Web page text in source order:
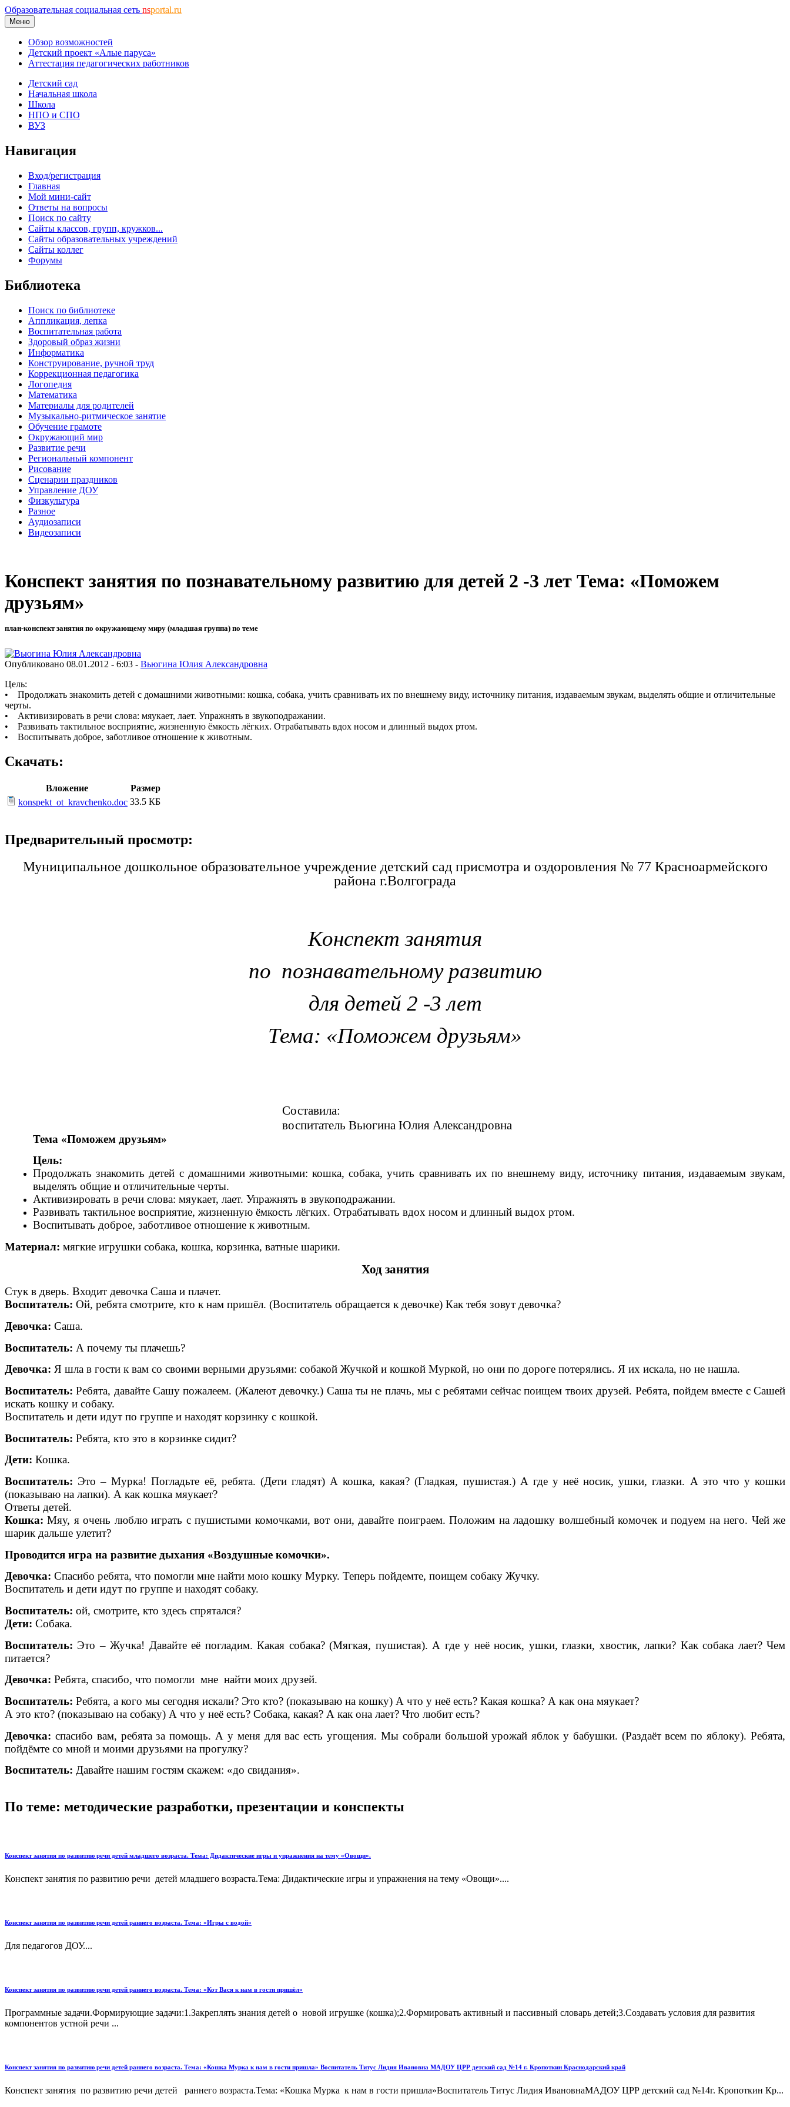
Образовательная социальная сеть nsportal.ru
Меню
Обзор возможностей
Детский проект «Алые паруса»
Аттестация педагогических работников
Детский сад
Начальная школа
Школа
НПО и СПО
ВУЗ
Навигация
Вход/регистрация
Главная
Мой мини-сайт
Ответы на вопросы
Поиск по сайту
Сайты классов, групп, кружков...
Сайты образовательных учреждений
Сайты коллег
Форумы
Библиотека
Поиск по библиотеке
Аппликация, лепка
Воспитательная работа
Здоровый образ жизни
Информатика
Конструирование, ручной труд
Коррекционная педагогика
Логопедия
Математика
Материалы для родителей
Музыкально-ритмическое занятие
Обучение грамоте
Окружающий мир
Развитие речи
Региональный компонент
Рисование
Сценарии праздников
Управление ДОУ
Физкультура
Разное
Аудиозаписи
Видеозаписи
Конспект занятия по познавательному развитию для детей 2 -3 лет Тема: «Поможем
друзьям»
план-конспект занятия по окружающему миру (младшая группа) по теме
Опубликовано 08.01.2012 - 6:03 - Вьюгина Юлия Александровна
Цель:
• Продолжать знакомить детей с домашними животными: кошка, собака, учить сравнивать их по внешнему виду, источнику питания, издаваемым звукам, выделять общие и отличительные
черты.
• Активизировать в речи слова: мяукает, лает. Упражнять в звукоподражании.
• Развивать тактильное восприятие, жизненную ёмкость лёгких. Отрабатывать вдох носом и длинный выдох ртом.
• Воспитывать доброе, заботливое отношение к животным.
Скачать:
Вложение
Размер
konspekt_ot_kravchenko.doc 33.5 КБ
Предварительный просмотр:
Муниципальное дошкольное образовательное учреждение детский сад присмотра и оздоровления № 77 Красноармейского
района г.Волгограда
Конспект занятия
по познавательному развитию
для детей 2 -3 лет
Тема: «Поможем друзьям»
Составила:
воспитатель Вьюгина Юлия Александровна
Тема «Поможем друзьям»
Цель:
Продолжать знакомить детей с домашними животными: кошка, собака, учить сравнивать их по внешнему виду, источнику питания, издаваемым звукам,
выделять общие и отличительные черты.
Активизировать в речи слова: мяукает, лает. Упражнять в звукоподражании.
Развивать тактильное восприятие, жизненную ёмкость лёгких. Отрабатывать вдох носом и длинный выдох ртом.
Воспитывать доброе, заботливое отношение к животным.
Материал: мягкие игрушки собака, кошка, корзинка, ватные шарики.
Ход занятия
Стук в дверь. Входит девочка Саша и плачет.
Воспитатель: Ой, ребята смотрите, кто к нам пришёл. (Воспитатель обращается к девочке) Как тебя зовут девочка?
Девочка: Саша.
Воспитатель: А почему ты плачешь?
Девочка: Я шла в гости к вам со своими верными друзьями: собакой Жучкой и кошкой Муркой, но они по дороге потерялись. Я их искала, но не нашла.
Воспитатель: Ребята, давайте Сашу пожалеем. (Жалеют девочку.) Саша ты не плачь, мы с ребятами сейчас поищем твоих друзей. Ребята, пойдем вместе с Сашей
искать кошку и собаку.
Воспитатель и дети идут по группе и находят корзинку с кошкой.
Воспитатель: Ребята, кто это в корзинке сидит?
Дети: Кошка.
Воспитатель: Это – Мурка! Погладьте её, ребята. (Дети гладят) А кошка, какая? (Гладкая, пушистая.) А где у неё носик, ушки, глазки. А это что у кошки
(показываю на лапки). А как кошка мяукает?
Ответы детей.
Кошка: Мяу, я очень люблю играть с пушистыми комочками, вот они, давайте поиграем. Положим на ладошку волшебный комочек и подуем на него. Чей же
шарик дальше улетит?
Проводится игра на развитие дыхания «Воздушные комочки».
Девочка: Спасибо ребята, что помогли мне найти мою кошку Мурку. Теперь пойдемте, поищем собаку Жучку.
Воспитатель и дети идут по группе и находят собаку.
Воспитатель: ой, смотрите, кто здесь спрятался?
Дети: Собака.
Воспитатель: Это – Жучка! Давайте её погладим. Какая собака? (Мягкая, пушистая). А где у неё носик, ушки, глазки, хвостик, лапки? Как собака лает? Чем
питается?
Девочка: Ребята, спасибо, что помогли мне найти моих друзей.
Воспитатель: Ребята, а кого мы сегодня искали? Это кто? (показываю на кошку) А что у неё есть? Какая кошка? А как она мяукает?
А это кто? (показываю на собаку) А что у неё есть? Собака, какая? А как она лает? Что любит есть?
Девочка: спасибо вам, ребята за помощь. А у меня для вас есть угощения. Мы собрали большой урожай яблок у бабушки. (Раздаёт всем по яблоку). Ребята,
пойдёмте со мной и моими друзьями на прогулку?
Воспитатель: Давайте нашим гостям скажем: «до свидания».
По теме: методические разработки, презентации и конспекты
Конспект занятия по развитию речи детей младшего возраста. Тема: Дидактические игры и упражнения на тему «Овощи».
Конспект занятия по развитию речи детей младшего возраста.Тема: Дидактические игры и упражнения на тему «Овощи»....
Конспект занятия по развитию речи детей раннего возраста. Тема: «Игры с водой»
Для педагогов ДОУ....
Конспект занятия по развитию речи детей раннего возраста. Тема: «Кот Вася к нам в гости пришёл»
Программные задачи.Формирующие задачи:1.Закреплять знания детей о новой игрушке (кошка);2.Формировать активный и пассивный словарь детей;3.Создавать условия для развития
компонентов устной речи ...
Конспект занятия по развитию речи детей раннего возраста. Тема: «Кошка Мурка к нам в гости пришла» Воспитатель Титус Лидия Ивановна МАДОУ ЦРР детский сад №14 г. Кропоткин Краснодарский край
Конспект занятия по развитию речи детей раннего возраста.Тема: «Кошка Мурка к нам в гости пришла»Воспитатель Титус Лидия ИвановнаМАДОУ ЦРР детский сад №14г. Кропоткин Кр...